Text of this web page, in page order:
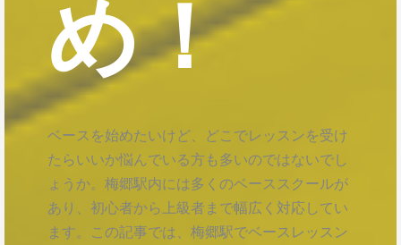
め！
ベースを始めたいけど、どこでレッスンを受け
たらいいか悩んでいる方も多いのではないでし
ょうか。梅郷駅内には多くのベーススクールが
あり、初心者から上級者まで幅広く対応してい
ます。この記事では、梅郷駅でベースレッスン